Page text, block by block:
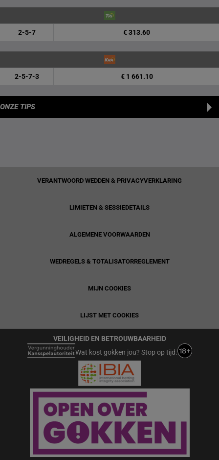
2-5-7 € 313.60
2-5-7-3 € 1 661.10
ONZE TIPS
VERANTWOORD WEDDEN & PRIVACYVERKLARING
LIMIETEN & SESSIEDETAILS
ALGEMENE VOORWAARDEN
WEDREGELS & TOTALISATORREGLEMENT
MIJN COOKIES
LIJST MET COOKIES
VEILIGHEID EN BETROUWBAARHEID
Wat kost gokken jou? Stop op tijd.